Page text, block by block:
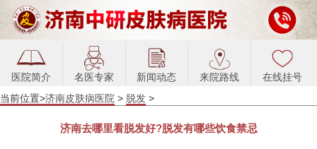
医院简介 名医专家 新闻动态 来院路线
在线挂号
当前位置>济南皮肤病医院 > 脱发 >
济南去哪里看脱发好?脱发有哪些饮食禁忌